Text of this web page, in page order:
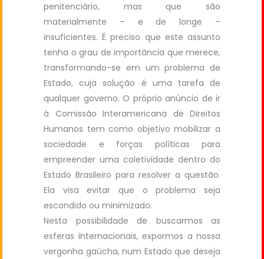
penitenciário, mas que são
materialmente – e de longe –
insuficientes. É preciso que este assunto
tenha o grau de importância que merece,
transformando-se em um problema de
Estado, cuja solução é uma tarefa de
qualquer governo. O próprio anúncio de ir
à Comissão Interamericana de Direitos
Humanos tem como objetivo mobilizar a
sociedade e forças políticas para
empreender uma coletividade dentro do
Estado Brasileiro para resolver a questão.
Ela visa evitar que o problema seja
escondido ou minimizado.
Nesta possibilidade de buscarmos as
esferas internacionais, expormos a nossa
vergonha gaúcha, num Estado que deseja